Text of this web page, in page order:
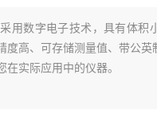
用数字电子技术，具有体积
高、可存储测量值、带公英
实际应用中的仪器。